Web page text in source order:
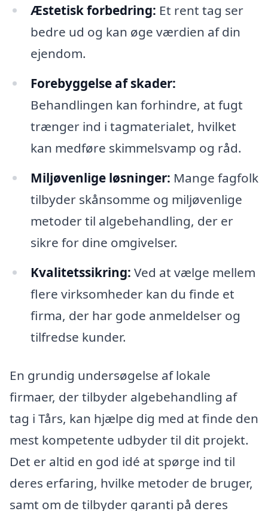
Æstetisk forbedring: Et rent tag ser
bedre ud og kan øge værdien af din
ejendom.
Forebyggelse af skader:
Behandlingen kan forhindre, at fugt
trænger ind i tagmaterialet, hvilket
kan medføre skimmelsvamp og råd.
Miljøvenlige løsninger: Mange fagfolk
tilbyder skånsomme og miljøvenlige
metoder til algebehandling, der er
sikre for dine omgivelser.
Kvalitetssikring: Ved at vælge mellem
flere virksomheder kan du finde et
firma, der har gode anmeldelser og
tilfredse kunder.
En grundig undersøgelse af lokale
firmaer, der tilbyder algebehandling af
tag i Tårs, kan hjælpe dig med at finde den
mest kompetente udbyder til dit projekt.
Det er altid en god idé at spørge ind til
deres erfaring, hvilke metoder de bruger,
samt om de tilbyder garanti på deres